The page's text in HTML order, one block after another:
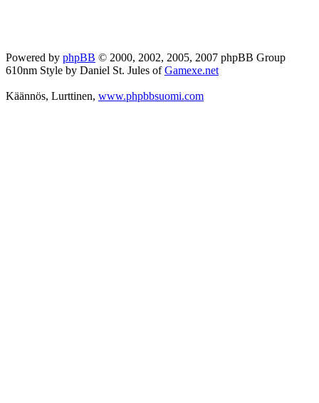
Powered by phpBB © 2000, 2002, 2005, 2007 phpBB Group
610nm Style by Daniel St. Jules ofGamexe.net
Käännös, Lurttinen, www.phpbbsuomi.com